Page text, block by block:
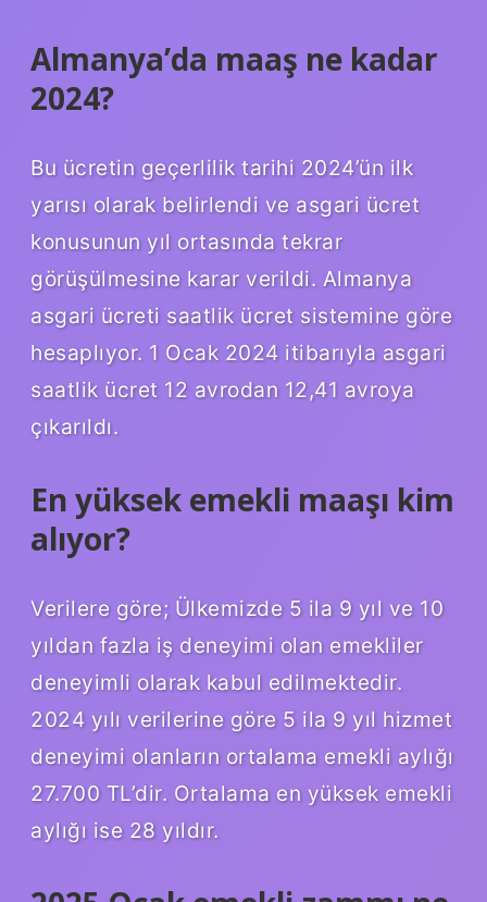
Almanya’da maaş ne kadar
2024?
Bu ücretin geçerlilik tarihi 2024’ün ilk
yarısı olarak belirlendi ve asgari ücret
konusunun yıl ortasında tekrar
görüşülmesine karar verildi. Almanya
asgari ücreti saatlik ücret sistemine göre
hesaplıyor. 1 Ocak 2024 itibarıyla asgari
saatlik ücret 12 avrodan 12,41 avroya
çıkarıldı.
En yüksek emekli maaşı kim
alıyor?
Verilere göre; Ülkemizde 5 ila 9 yıl ve 10
yıldan fazla iş deneyimi olan emekliler
deneyimli olarak kabul edilmektedir.
2024 yılı verilerine göre 5 ila 9 yıl hizmet
deneyimi olanların ortalama emekli aylığı
27.700 TL’dir. Ortalama en yüksek emekli
aylığı ise 28 yıldır.